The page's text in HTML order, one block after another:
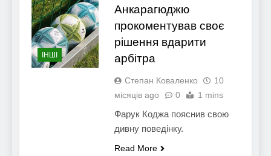
ІНШІ
Анкарагюджю
прокоментував своє
рішення вдарити
арбітра
Степан Коваленко
10
місяців ago
0 1 mins
Фарук Коджа пояснив свою
дивну поведінку.
Read More